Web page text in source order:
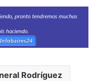
Rodríguez